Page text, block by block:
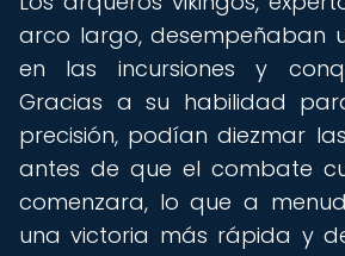
arco largo, desempeñaban
en las incursiones y
Gracias a su habilidad
precisión, podían diezmar
antes de que el combate
comenzara, lo que a
una victoria más rápida y